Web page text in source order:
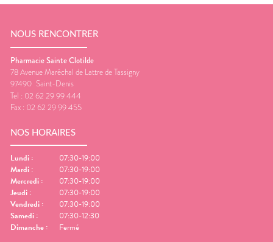
NOUS RENCONTRER
Pharmacie Sainte Clotilde
78 Avenue Maréchal de Lattre de Tassigny
97490 Saint-Denis
Tel : 02 62 29 99 444
Fax : 02 62 29 99 455
NOS HORAIRES
Lundi :
07:30-19:00
Mardi :
07:30-19:00
Mercredi :
07:30-19:00
Jeudi :
07:30-19:00
Vendredi :
07:30-19:00
Samedi :
07:30-12:30
Dimanche : Fermé